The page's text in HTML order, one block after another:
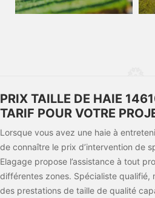
PRIX TAILLE DE HAIE
TARIF POUR VOTRE
Lorsque vous avez une haie à
de connaître le prix d’intervention de
Elagage propose l’assistance à tout
différentes zones. Spécialiste
des prestations de taille de qualité